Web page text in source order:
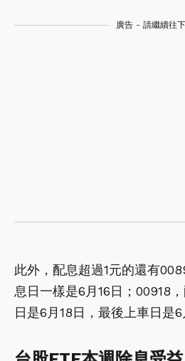
廣告 - 請繼續往
此外，配息超過1元的還有
息日一樣是6月16日；00918
日是6月18日，最後上車日是6